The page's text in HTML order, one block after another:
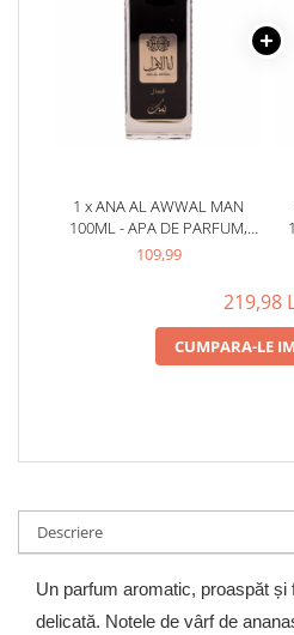
1 x ANA AL AWWAL MAN
100ML - APA DE PARFUM,
BARBATI
109,99
219,98
CUMPARA-LE
Descriere
Un parfum aromatic, proaspăt
delicată. Notele de vârf de